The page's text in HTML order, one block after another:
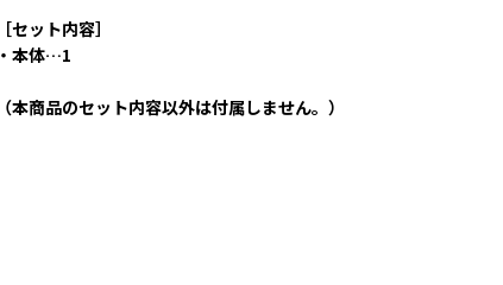
［セット内容］
・本体…1
（本商品のセット内容以外は付属しません。）